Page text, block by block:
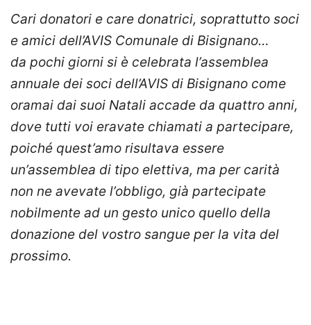
Cari donatori e care donatrici, soprattutto soci
e amici dell’AVIS Comunale di Bisignano…
da pochi giorni si è celebrata l’assemblea
annuale dei soci dell’AVIS di Bisignano come
oramai dai suoi Natali accade da quattro anni,
dove tutti voi eravate chiamati a partecipare,
poiché quest’amo risultava essere
un’assemblea di tipo elettiva, ma per carità
non ne avevate l’obbligo, già partecipate
nobilmente ad un gesto unico quello della
donazione del vostro sangue per la vita del
prossimo.